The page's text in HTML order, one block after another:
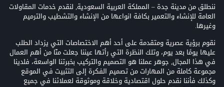
ننطلق من مدينة جدة – المملكة العربية السعودية, لنقدم خدمات المقاولات
العامة للإنشاء والتعمير بكافة انواعها من الإنشاء والتشطيب والترميم
وغيرها.
نقوم برؤية عصرية ومتقدمة على أحد أهم الاختصاصات التي يزداد الطلب
عليها يومًا بعد يوم، وتلك النظرة التي رأتها عيننا جعلت منّا من أهم العمال
في هذا المجال, جوهر عملنا هو التصميم والتركيب بخبرتنا الواسعة، فلدينا
مجموعة كاملة من المهارات من تصميم الفكرة إلى التثبيت في الموقع
وكذلك فأننا نقدم حلول اقتصادية وخلاقة وموثوقة لعملائنا في جميع